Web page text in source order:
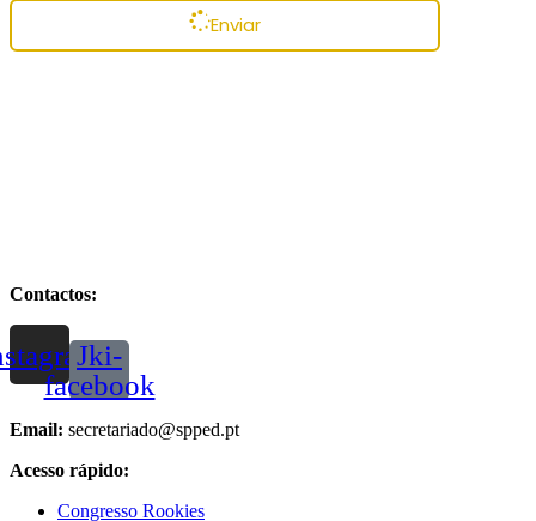
Enviar
Contactos:
Jki-
facebook
Email: secretariado@spped.pt
Acesso rápido:
Congresso Rookies